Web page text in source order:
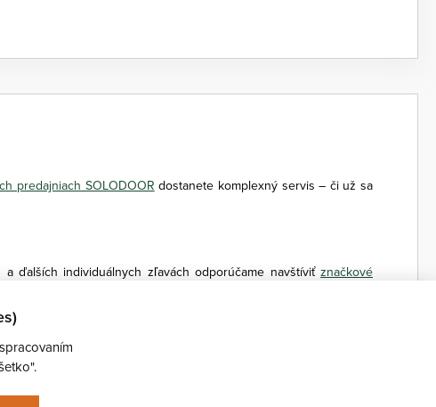
predajniach SOLODOOR dostanete komplexný servis – či už sa
ďalších individuálnych zľavách odporúčame navštíviťznačkové